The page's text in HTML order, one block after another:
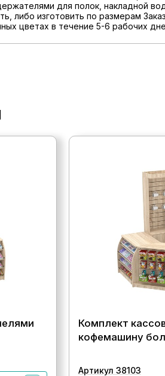
для полок, накладной
либо изготовить по размерам
цветах в течение 5-6 рабочих
Комплект
кофемашину
Артикул 38103